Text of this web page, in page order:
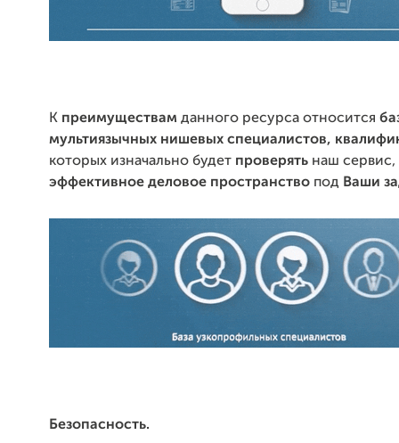
К преимуществам данного ресурса относится
мультиязычных нишевых специалистов,
которых изначально будет проверять наш сервис,
эффективное деловое пространство под Ваши
Безопасность.